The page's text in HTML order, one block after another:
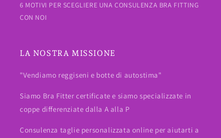
6 MOTIVI PER SCEGLIERE UNA CONSULENZA BRA FITTING
CON NOI
LA NOSTRA MISSIONE
"Vendiamo reggiseni e botte di autostima"
Siamo Bra Fitter certificate e siamo specializzate in
coppe differenziate dalla A alla P
Consulenza taglie personalizzata online per aiutarti a